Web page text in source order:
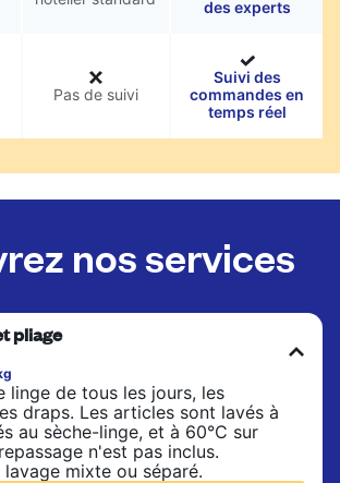
des experts
Pas de suivi
Suivi des
commandes en
temps réel
nos services
pliage
linge de tous les jours, les
draps. Les articles sont lavés à
au sèche-linge, et à 60°C sur
n'est pas inclus.
lavage mixte ou séparé.